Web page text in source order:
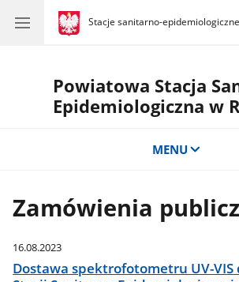
gov.pl
Stacje sanitarno-epidemiologiczne
gov.pl
Stacje
Powiatowa Stacja
Epidemiologiczna w
MENU
Zamówienia
16.08.2023
Dostawa spektrofotometru UV-